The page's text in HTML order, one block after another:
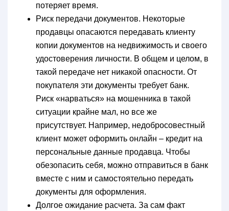
потеряет время.
Риск передачи документов. Некоторые
продавцы опасаются передавать клиенту
копии документов на недвижимость и своего
удостоверения личности. В общем и целом, в
такой передаче нет никакой опасности. От
покупателя эти документы требует банк.
Риск «нарваться» на мошенника в такой
ситуации крайне мал, но все же
присутствует. Например, недобросовестный
клиент может оформить онлайн – кредит на
персональные данные продавца. Чтобы
обезопасить себя, можно отправиться в банк
вместе с ним и самостоятельно передать
документы для оформления.
Долгое ожидание расчета. За сам факт